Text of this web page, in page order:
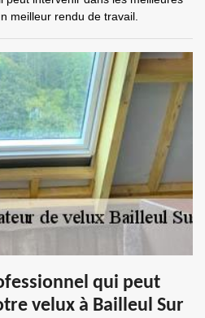
meilleur rendu de travail.
qui peut
velux à Bailleul Sur